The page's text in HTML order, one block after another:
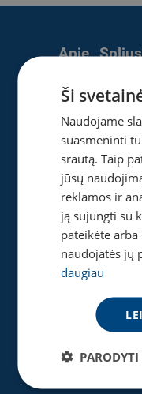
Apie
Naujienos
Karjera
Privatumo ir
Naudinga
Gaukite
Tinklaraštis
Greičio
Ši
Naudojame
suasmeninti
srautą. Taip
jūsų
reklamos ir
ją sujungti su
pateikėte
naudojatės jų
daugiau